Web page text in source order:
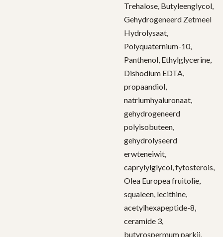
Trehalose, Butyleenglycol,
Gehydrogeneerd Zetmeel
Hydrolysaat,
Polyquaternium-10,
Panthenol, Ethylglycerine,
Dishodium EDTA,
propaandiol,
natriumhyaluronaat,
gehydrogeneerd
polyisobuteen,
gehydrolyseerd
erwteneiwit,
caprylylglycol, fytosterois,
Olea Europea fruitolie,
squaleen, lecithine,
acetylhexapeptide-8,
ceramide 3,
butyrospermum parkii,